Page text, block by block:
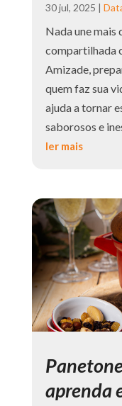
30 jul, 2025 |
Nada une mais
compartilhada
Amizade,
quem faz sua
ajuda a tornar
saborosos e
ler mais
aprenda